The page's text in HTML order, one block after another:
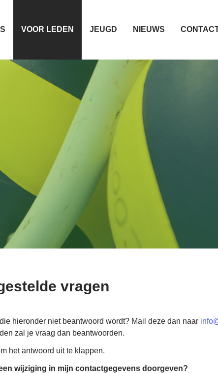
VOOR LEDEN JEUGD NIEUWS
vragen
hieronder niet beantwoord wordt? Mail deze dan naar
zal je vraag dan beantwoorden.
het antwoord uit te klappen.
wijziging in mijn contactgegevens doorgeven?